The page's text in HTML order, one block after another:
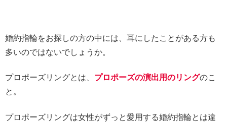
婚約指輪をお探しの方の中には、耳にしたことがある方も
多いのではないでしょうか。
プロポーズリングとは、 プロポーズの演出用のリングのこ
と。
プロポーズリングは女性がずっと愛用する婚約指輪とは違